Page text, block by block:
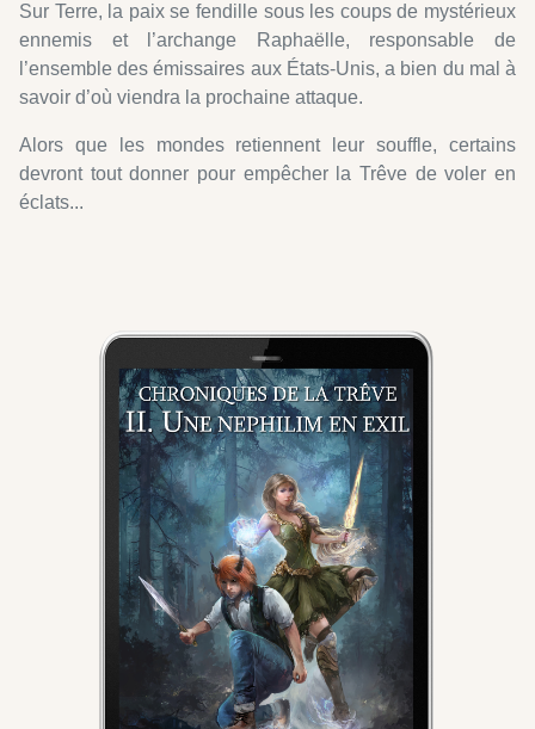
Sur Terre, la paix se fendille sous les coups de mystérieux
ennemis et l’archange Raphaëlle, responsable de
l’ensemble des émissaires aux États-Unis, a bien du mal à
savoir d’où viendra la prochaine attaque.
Alors que les mondes retiennent leur souffle, certains
devront tout donner pour empêcher la Trêve de voler en
éclats...